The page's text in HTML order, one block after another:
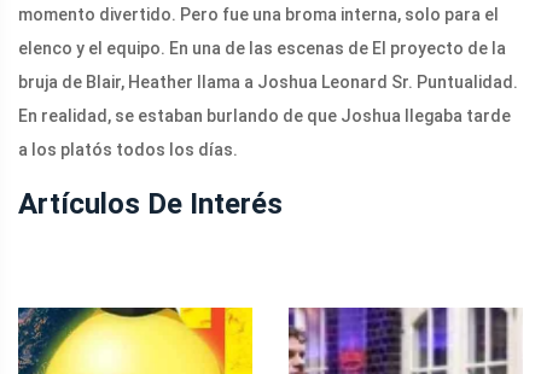
momento divertido. Pero fue una broma interna, solo para el
elenco y el equipo. En una de las escenas de El proyecto de la
bruja de Blair, Heather llama a Joshua Leonard Sr. Puntualidad.
En realidad, se estaban burlando de que Joshua llegaba tarde
a los platós todos los días.
Artículos De Interés